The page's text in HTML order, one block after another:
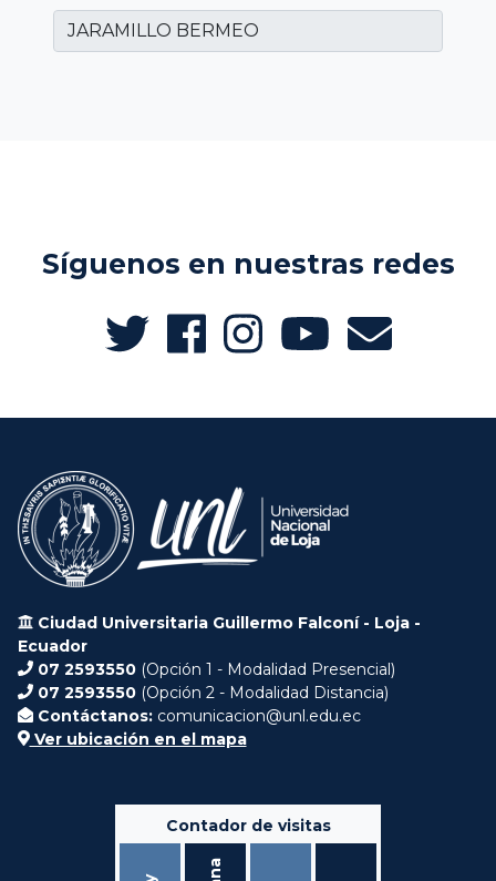
Síguenos en nuestras redes
Ciudad Universitaria Guillermo Falconí - Loja -
Ecuador
07 2593550 (Opción 1 - Modalidad Presencial)
07 2593550 (Opción 2 - Modalidad Distancia)
Contáctanos: comunicacion@unl.edu.ec
Ver ubicación en el mapa
Contador de visitas